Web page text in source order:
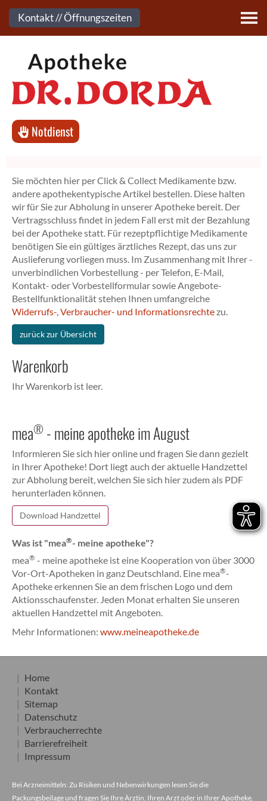
Kontakt
Notdienst
Sie möchten hier per Click & Collect Medikamente bzw.
andere apothekentypische Artikel bestellen. Diese halten
wir für Sie zur Abholung in unserer Apotheke bereit. Der
Vertragsschluss findet in jedem Fall erst mit der Bezahlung
bei der Apotheke statt. Für rezeptpflichtige Medikamente
benötigen Sie ein gültiges ärztliches Rezept, das uns zur
Auslieferung vorliegen muss. Im Zusammenhang mit Ihrer -
unverbindlichen Vorbestellung - per Telefon, E-Mail,
Kontakt- oder Vorbestellformular sowie Angebote-
Bestellfunktionalität stehen Ihnen umfangreiche
Widerrufs-, Verbraucher- und Informationsrechtezu.
zurück zur Übersicht
Warenkorb
Ihr Warenkorb ist leer.
mea® - meine apotheke im August
Informieren Sie sich hier online und fragen Sie dann gezielt
in Ihrer Apotheke! Dort liegt auch der aktuelle Handzettel
zur Abholung bereit, welchen Sie sich hier zudem als PDF
herunterladen können.
Download Handzettel
Was ist "mea®- meine apotheke"?
mea® - meine apotheke ist eine Kooperation von über 3000
Vor-Ort-Apotheken in ganz Deutschland. Eine mea®-
Apotheke erkennen Sie an dem frischen Logo und dem
Aktionsschaufenster. Jeden Monat erhalten Sie unseren
aktuellen Handzettel mit Angeboten.
Mehr Informationen: www.meineapotheke.de
Home
Kontakt
Sitemap
Datenschutz
Verbraucherrechte
Barrierefreiheit
Impressum
Bei Arzneimitteln: Zu Risiken und Nebenwirkungen lesen Sie die
Packungsbeilage und fragen Sie Ihre Ärztin, Ihren Arzt oder in Ihrer Apotheke.
Kontakt // Öffnungszeiten